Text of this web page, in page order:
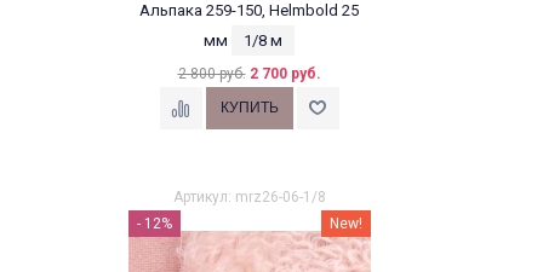
Альпака 259-150, Helmbold 25
мм
1/8 м
2 800 руб. 2 700 руб.
Артикул: mrz26-06-1/8
- 12%
New!